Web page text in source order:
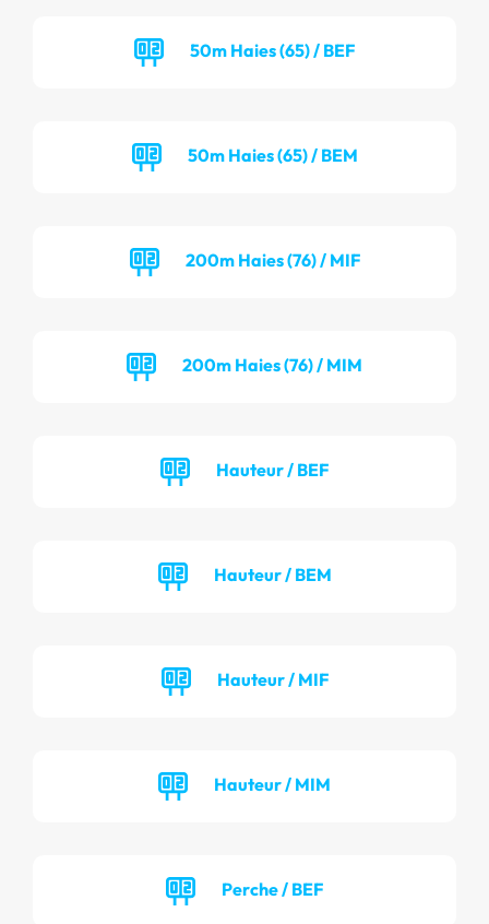
50m Haies (65) / BEF
50m Haies (65) / BEM
200m Haies (76) / MIF
200m Haies (76) / MIM
Hauteur / BEF
Hauteur / BEM
Hauteur / MIF
Hauteur / MIM
Perche / BEF